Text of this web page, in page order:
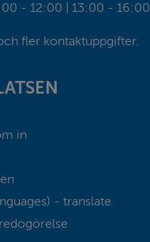
- 12:00 | 13:00 - 16:00
fler kontaktuppgifter.
in
- translate